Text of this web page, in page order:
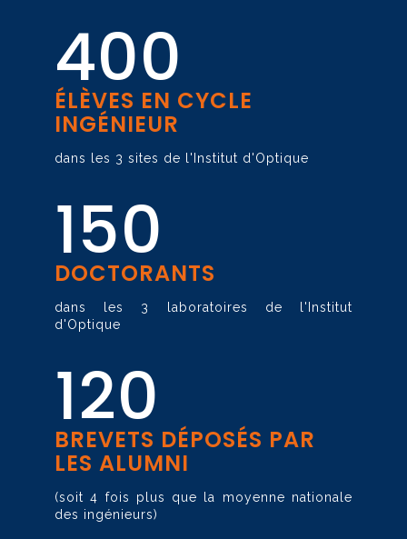
400
ÉLÈVES EN CYCLE
INGÉNIEUR
dans les 3 sites de l'Institut d'Optique
150
DOCTORANTS
dans les 3 laboratoires de l'Institut
d'Optique
120
BREVETS DÉPOSÉS PAR
LES ALUMNI
(soit 4 fois plus que la moyenne nationale
des ingénieurs)